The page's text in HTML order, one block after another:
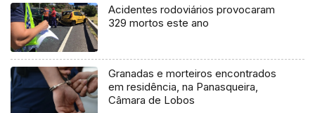
Acidentes rodoviários provocaram
329 mortos este ano
Granadas e morteiros encontrados
em residência, na Panasqueira,
Câmara de Lobos